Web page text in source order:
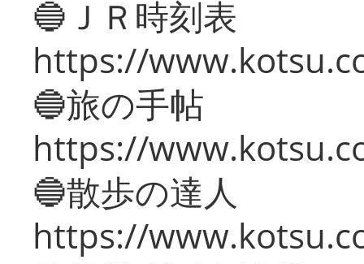
🔵ＪＲ時刻表
https://
🔵旅の手帖
https://
🔵散歩の達人
https://